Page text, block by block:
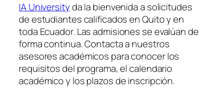
IA Universityda la bienvenida a solicitudes
de estudiantes calificados en Quito y en
toda Ecuador. Las admisiones se evalúan de
forma continua. Contacta a nuestros
asesores académicos para conocer los
requisitos del programa, el calendario
académico y los plazos de inscripción.